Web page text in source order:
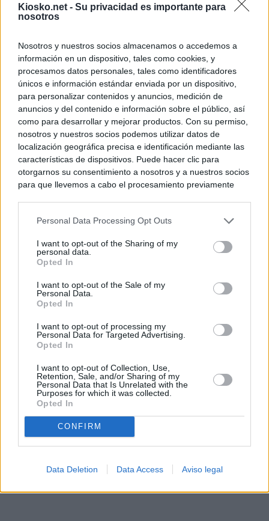
Kiosko.net - Su privacidad es importante para
nosotros
Nosotros y nuestros socios almacenamos o accedemos a
información en un dispositivo, tales como cookies, y
procesamos datos personales, tales como identificadores
únicos e información estándar enviada por un dispositivo,
para personalizar contenidos y anuncios, medición de
anuncios y del contenido e información sobre el público, así
como para desarrollar y mejorar productos. Con su permiso,
nosotros y nuestros socios podemos utilizar datos de
localización geográfica precisa e identificación mediante las
características de dispositivos. Puede hacer clic para
otorgarnos su consentimiento a nosotros y a nuestros socios
para que llevemos a cabo el procesamiento previamente
negar su consentimiento. Tenga en cuenta que algún
de su consentimiento, pero usted tiene el derecho de
rechazar tal procesamiento. Sus preferencias se aplicarán
cualquier momento entrando de nuevo en este sitio web o
visitando nuestra política de privacidad.
Personal Data Processing Opt Outs
I want to opt-out of the Sharing of my
personal data.
Opted In
I want to opt-out of the Sale of my
Personal Data.
Opted In
I want to opt-out of processing my
Personal Data for Targeted Advertising.
Opted In
I want to opt-out of Collection, Use,
Retention, Sale, and/or Sharing of my
Personal Data that Is Unrelated with the
Purposes for which it was collected.
Opted In
CONFIRM
Data Deletion Data Access Aviso legal